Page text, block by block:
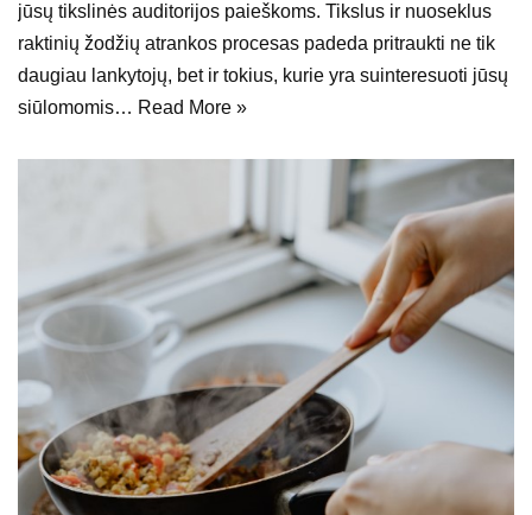
jūsų tikslinės auditorijos paieškoms. Tikslus ir nuoseklus
raktinių žodžių atrankos procesas padeda pritraukti ne tik
daugiau lankytojų, bet ir tokius, kurie yra suinteresuoti jūsų
siūlomomis… Read More »